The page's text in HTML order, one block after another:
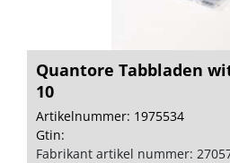
Quantore Tabbladen
10
Artikelnummer: 1975534
Gtin:
Fabrikant artikel nummer: